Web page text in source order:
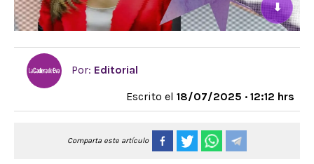
⬇
Por: Editorial
Escrito el 18/07/2025 · 12:12 hrs
Comparta este artículo